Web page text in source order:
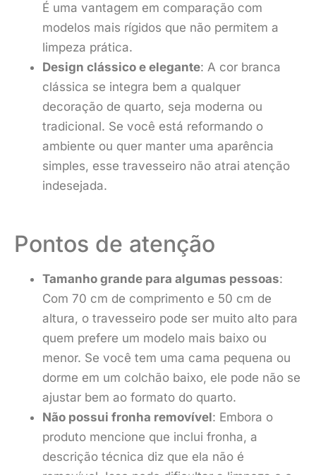
É uma vantagem em comparação com
modelos mais rígidos que não permitem a
limpeza prática.
Design clássico e elegante: A cor branca
clássica se integra bem a qualquer
decoração de quarto, seja moderna ou
tradicional. Se você está reformando o
ambiente ou quer manter uma aparência
simples, esse travesseiro não atrai atenção
indesejada.
Pontos de atenção
Tamanho grande para algumas pessoas:
Com 70 cm de comprimento e 50 cm de
altura, o travesseiro pode ser muito alto para
quem prefere um modelo mais baixo ou
menor. Se você tem uma cama pequena ou
dorme em um colchão baixo, ele pode não se
ajustar bem ao formato do quarto.
Não possui fronha removível: Embora o
produto mencione que inclui fronha, a
descrição técnica diz que ela não é